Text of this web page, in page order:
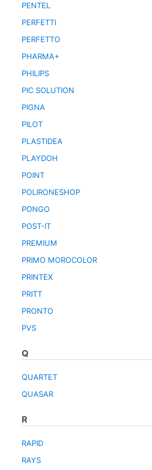
PENTEL
PERFETTI
PERFETTO
PHARMA+
PHILIPS
PIC SOLUTION
PIGNA
PILOT
PLASTIDEA
PLAYDOH
POINT
POLIRONESHOP
PONGO
POST-IT
PREMIUM
PRIMO MOROCOLOR
PRINTEX
PRITT
PRONTO
PVS
Q
QUARTET
QUASAR
R
RAPID
RAYS